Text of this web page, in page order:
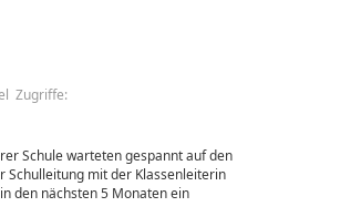
Zugriffe:
Schule warteten gespannt auf den
Schulleitung mit der Klassenleiterin
den nächsten 5 Monaten ein